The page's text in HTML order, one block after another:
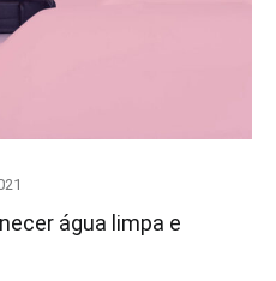
água limpa e